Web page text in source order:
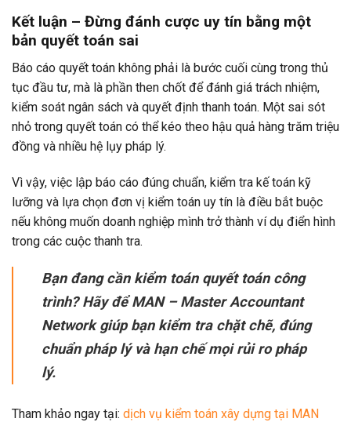
Kết luận – Đừng đánh cược uy tín bằng một
bản quyết toán sai
Báo cáo quyết toán không phải là bước cuối cùng trong thủ
tục đầu tư, mà là phần then chốt để đánh giá trách nhiệm,
kiểm soát ngân sách và quyết định thanh toán. Một sai sót
nhỏ trong quyết toán có thể kéo theo hậu quả hàng trăm triệu
đồng và nhiều hệ lụy pháp lý.
Vì vậy, việc lập báo cáo đúng chuẩn, kiểm tra kế toán kỹ
lưỡng và lựa chọn đơn vị kiểm toán uy tín là điều bắt buộc
nếu không muốn doanh nghiệp mình trở thành ví dụ điển hình
trong các cuộc thanh tra.
Bạn đang cần kiểm toán quyết toán công
trình? Hãy để MAN – Master Accountant
Network giúp bạn kiểm tra chặt chẽ, đúng
chuẩn pháp lý và hạn chế mọi rủi ro pháp
lý.
Tham khảo ngay tại: dịch vụ kiểm toán xây dựng tại MAN